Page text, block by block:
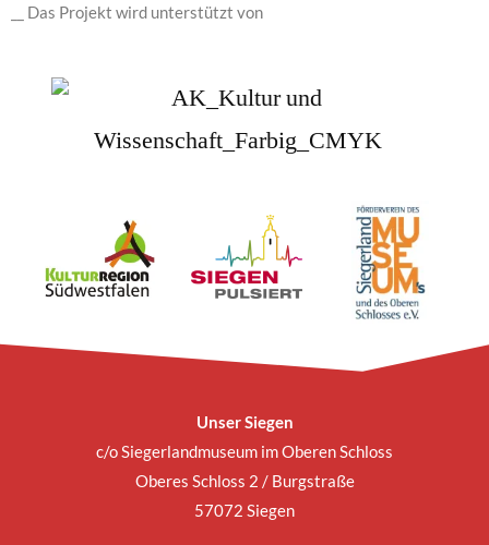
__ Das Projekt wird unterstützt von
Unser Siegen
c/o Siegerlandmuseum im Oberen Schloss
Oberes Schloss 2 / Burgstraße
57072 Siegen